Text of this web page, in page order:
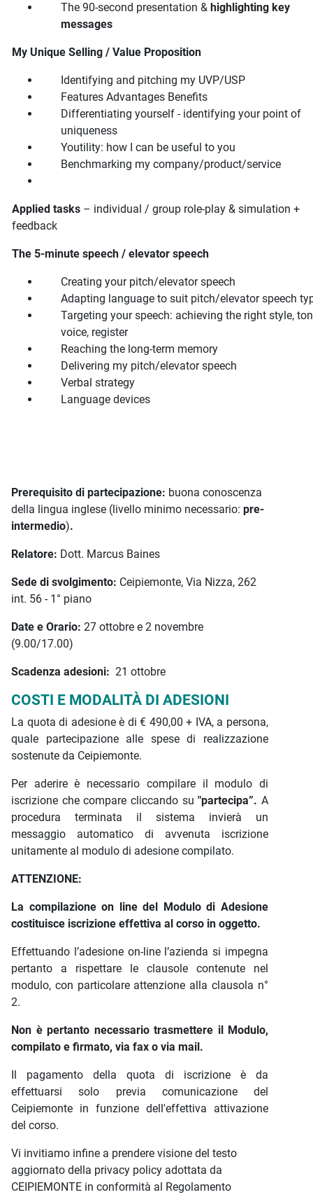
The 90-second presentation & highlighting key
messages
My Unique Selling / Value Proposition
Identifying and pitching my UVP/USP
Features Advantages Benefits
Differentiating yourself - identifying your point of
uniqueness
Youtility: how I can be useful to you
Benchmarking my company/product/service
Applied tasks – individual / group role-play & simulation +
feedback
The 5-minute speech / elevator speech
Creating your pitch/elevator speech
Adapting language to suit pitch/elevator speech
Targeting your speech: achieving the right style,
voice, register
Reaching the long-term memory
Delivering my pitch/elevator speech
Verbal strategy
Language devices
Prerequisito di partecipazione: buona conoscenza
della lingua inglese (livello minimo necessario: pre-
intermedio).
Relatore: Dott. Marcus Baines
Sede di svolgimento: Ceipiemonte, Via Nizza, 262
int. 56 - 1° piano
Date e Orario: 27 ottobre e 2 novembre
(9.00/17.00)
Scadenza adesioni: 21 ottobre
COSTI E MODALITÀ DI ADESIONI
La quota di adesione è di € 490,00 + IVA, a persona,
quale partecipazione alle spese di realizzazione
sostenute da Ceipiemonte.
Per aderire è necessario compilare il modulo di
iscrizione che compare cliccando su"partecipa”.A
procedura terminata il sistema invierà un
messaggio automatico di avvenuta iscrizione
unitamente al modulo di adesione compilato.
ATTENZIONE:
La compilazione on line del Modulo di Adesione
costituisce iscrizione effettiva al corso in oggetto.
Effettuando l’adesione on-line l’azienda si impegna
pertanto a rispettare le clausole contenute nel
modulo, con particolare attenzione alla clausola n°
2.
Non è pertanto necessario trasmettere il Modulo,
compilato e firmato, via fax o via mail.
Il pagamento della quota di iscrizione è da
effettuarsi solo previa comunicazione del
Ceipiemonte in funzione dell'effettiva attivazione
del corso.
Vi invitiamo infine a prendere visione del testo
aggiornato della privacy policy adottata da
CEIPIEMONTE in conformità al Regolamento